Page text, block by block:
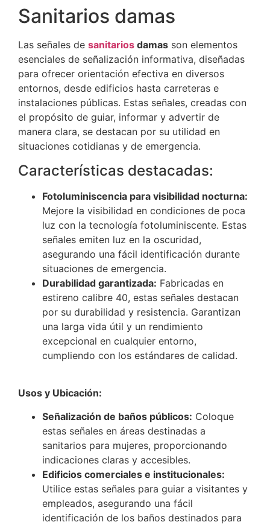
Sanitarios damas
Las señales de sanitarios damas son elementos
esenciales de señalización informativa, diseñadas
para ofrecer orientación efectiva en diversos
entornos, desde edificios hasta carreteras e
instalaciones públicas. Estas señales, creadas con
el propósito de guiar, informar y advertir de
manera clara, se destacan por su utilidad en
situaciones cotidianas y de emergencia.
Características destacadas:
Fotoluminiscencia para visibilidad nocturna:
Mejore la visibilidad en condiciones de poca
luz con la tecnología fotoluminiscente. Estas
señales emiten luz en la oscuridad,
asegurando una fácil identificación durante
situaciones de emergencia.
Durabilidad garantizada: Fabricadas en
estireno calibre 40, estas señales destacan
por su durabilidad y resistencia. Garantizan
una larga vida útil y un rendimiento
excepcional en cualquier entorno,
cumpliendo con los estándares de calidad.
Usos y Ubicación:
Señalización de baños públicos: Coloque
estas señales en áreas destinadas a
sanitarios para mujeres, proporcionando
indicaciones claras y accesibles.
Edificios comerciales e institucionales:
Utilice estas señales para guiar a visitantes y
empleados, asegurando una fácil
identificación de los baños destinados para